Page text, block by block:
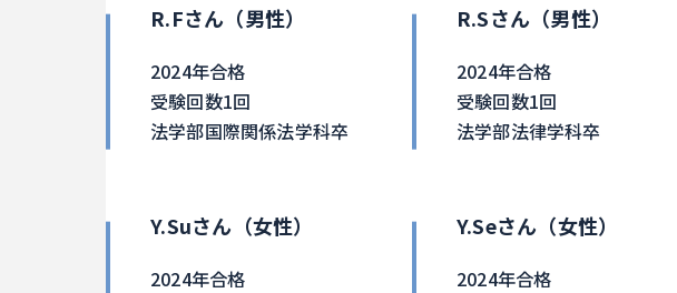
R.Fさん（男性）
2024年合格
受験回数1回
法学部国際関係法学科卒
R.Sさん（男性）
2024年合格
受験回数1回
法学部法律学科卒
Y.Suさん（女性）
2024年合格
Y.Seさん（女性）
2024年合格